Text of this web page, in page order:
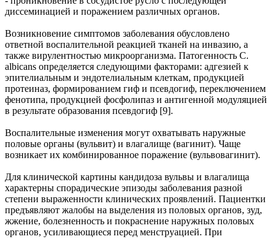
диссеминацией и поражением различных органов.
Возникновение симптомов заболевания обусловлено
ответной воспалительной реакцией тканей на инвазию, а
также вирулентностью микроорганизма. Патогенность C.
albicans определяется следующими факторами: адгезией к
эпителиальным и эндотелиальным клеткам, продукцией
протеиназ, формированием гиф и псевдогиф, переключением
фенотипа, продукцией фосфолипаз и антигенной модуляцией
в результате образования псевдогиф [9].
Воспалительные изменения могут охватывать наружные
половые органы (вульвит) и влагалище (вагинит). Чаще
возникает их комбинированное поражение (вульвовагинит).
Для клинической картины кандидоза вульвы и влагалища
характерны спорадические эпизоды заболевания разной
степени выраженности клинических проявлений. Пациентки
предъявляют жалобы на выделения из половых органов, зуд,
жжение, болезненность и покраснение наружных половых
органов, усиливающиеся перед менструацией. При